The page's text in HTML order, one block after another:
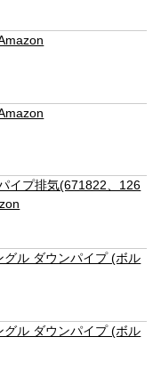
イプ排気(671822、126
ル ダウンパイプ (ボル
ル ダウンパイプ (ボル